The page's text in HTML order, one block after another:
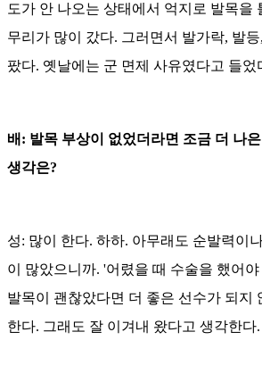
도가 안 나오는 상태에서 억지로 발목을
무리가 많이 갔다. 그러면서 발가락, 발
팠다. 옛날에는 군 면제 사유였다고 들었
배: 발목 부상이 없었더라면 조금 더 나
생각은?
성: 많이 한다. 하하. 아무래도 순발력이
이 많았으니까. '어렸을 때 수술을 했어
발목이 괜찮았다면 더 좋은 선수가 되지
한다. 그래도 잘 이겨내 왔다고 생각한다.